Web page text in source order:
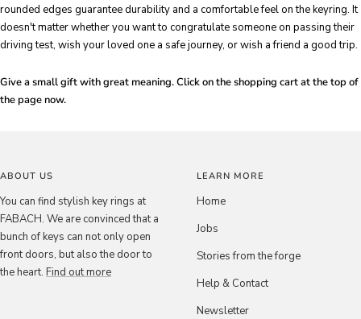
rounded edges guarantee durability and a comfortable feel on the keyring. It
doesn't matter whether you want to congratulate someone on passing their
driving test, wish your loved one a safe journey, or wish a friend a good trip.
Give a small gift with great meaning. Click on the shopping cart at the top of
the page now.
ABOUT US
You can find stylish key rings at
FABACH. We are convinced that a
bunch of keys can not only open
front doors, but also the door to
the heart. Find out more
LEARN MORE
Home
Jobs
Stories from the forge
Help & Contact
Newsletter